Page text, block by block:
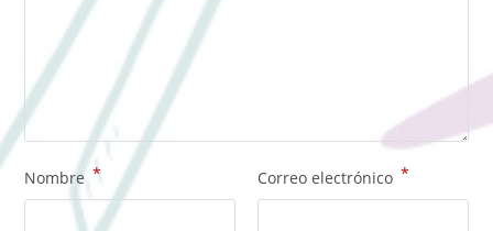
Nombre * Correo electrónico *